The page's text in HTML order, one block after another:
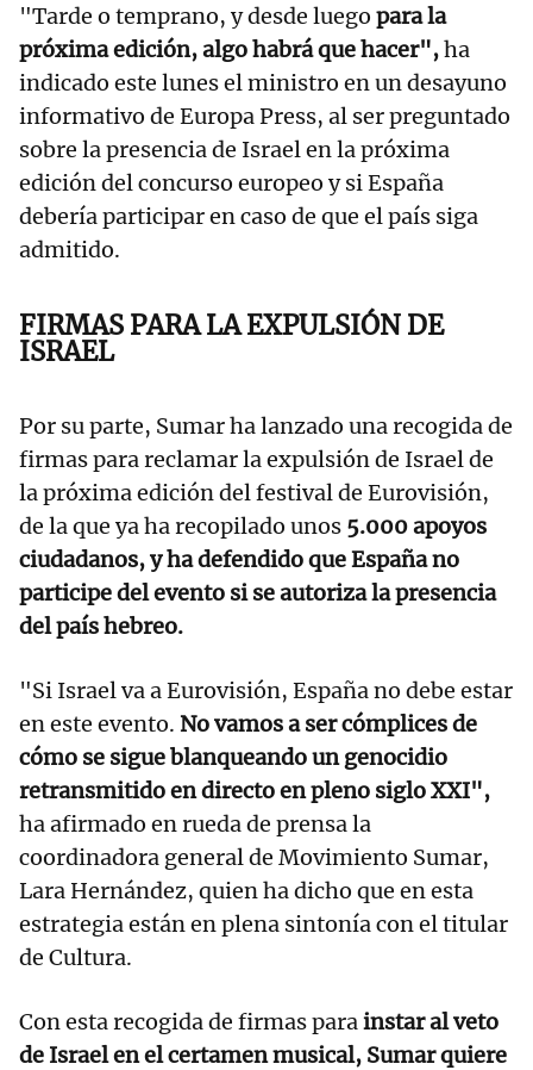
"Tarde o temprano, y desde luego para la
próxima edición, algo habrá que hacer",ha
indicado este lunes el ministro en un desayuno
informativo de Europa Press, al ser preguntado
sobre la presencia de Israel en la próxima
edición del concurso europeo y si España
debería participar en caso de que el país siga
admitido.
FIRMAS PARA LA EXPULSIÓN DE
ISRAEL
Por su parte, Sumar ha lanzado una recogida de
firmas para reclamar la expulsión de Israel de
la próxima edición del festival de Eurovisión,
de la que ya ha recopilado unos 5.000 apoyos
ciudadanos, y ha defendido que España no
participe del evento si se autoriza la presencia
del país hebreo.
"Si Israel va a Eurovisión, España no debe estar
en este evento. No vamos a ser cómplices de
cómo se sigue blanqueando un genocidio
retransmitido en directo en pleno siglo XXI",
ha afirmado en rueda de prensa la
coordinadora general de Movimiento Sumar,
Lara Hernández, quien ha dicho que en esta
estrategia están en plena sintonía con el titular
de Cultura.
Con esta recogida de firmas parainstar al veto
de Israel en el certamen musical, Sumar quiere